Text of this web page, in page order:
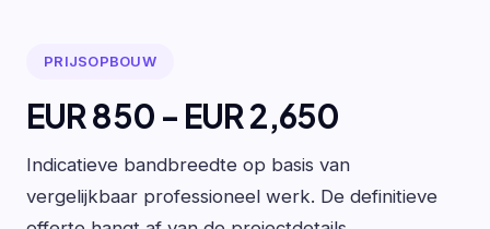
PRIJSOPBOUW
EUR 850 - EUR 2,650
Indicatieve bandbreedte op basis van
vergelijkbaar professioneel werk. De definitieve